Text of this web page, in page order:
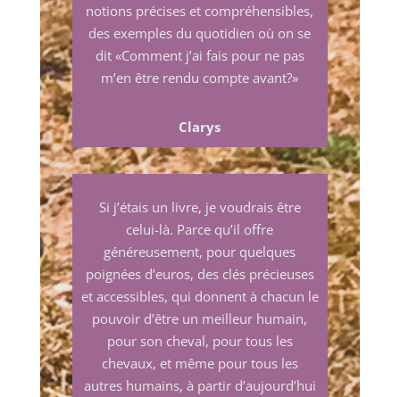
notions précises et compréhensibles,
des exemples du quotidien où on se
dit «Comment j’ai fais pour ne pas
m’en être rendu compte avant?»
Clarys
Si j’étais un livre, je voudrais être
celui-là. Parce qu’il offre
généreusement, pour quelques
poignées d’euros, des clés précieuses
et accessibles, qui donnent à chacun le
pouvoir d’être un meilleur humain,
pour son cheval, pour tous les
chevaux, et même pour tous les
autres humains, à partir d’aujourd’hui